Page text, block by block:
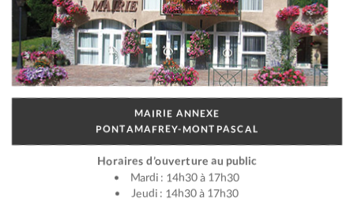
MAIRIE ANNEXE
PONTAMAFREY-MONTPASCAL
Horaires d’ouverture au public
Mardi : 14h30 à 17h30
Jeudi : 14h30 à 17h30